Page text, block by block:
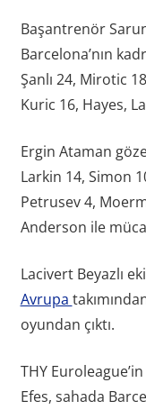
Başantrenör
Barcelona’nın
Şanlı 24, Mirotic
Kuric 16, Hayes,
Ergin Ataman
Larkin 14, Simon
Petrusev 4,
Anderson ile
Lacivert Beyazlı
Avrupa
oyundan çıktı.
THY
Efes, sahada